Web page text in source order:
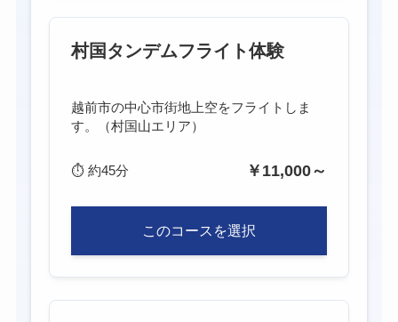
村国タンデムフライト体験
越前市の中心市街地上空をフライトしま
す。（村国山エリア）
⏱約45分 ￥11,000～
このコースを選択